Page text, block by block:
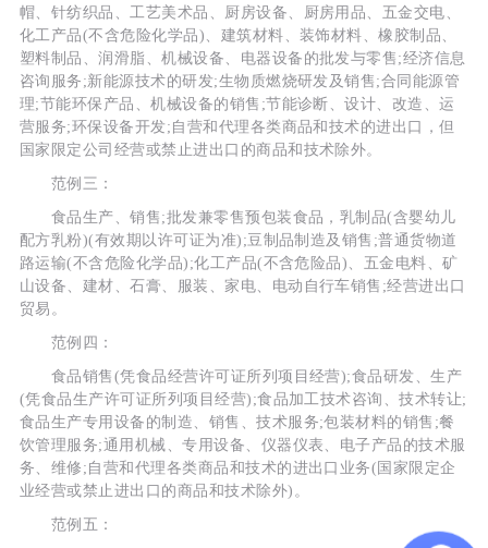
帽、针纺织品、工艺美术品、厨房设备、厨房用品、五金交电、
化工产品(不含危险化学品)、建筑材料、装饰材料、橡胶制品、
塑料制品、润滑脂、机械设备、电器设备的批发与零售;经济信息
咨询服务;新能源技术的研发;生物质燃烧研发及销售;合同能源管
理;节能环保产品、机械设备的销售;节能诊断、设计、改造、运
营服务;环保设备开发;自营和代理各类商品和技术的进出口，但
国家限定公司经营或禁止进出口的商品和技术除外。
范例三：
食品生产、销售;批发兼零售预包装食品，乳制品(含婴幼儿
配方乳粉)(有效期以许可证为准);豆制品制造及销售;普通货物道
路运输(不含危险化学品);化工产品(不含危险品)、五金电料、矿
山设备、建材、石膏、服装、家电、电动自行车销售;经营进出口
贸易。
范例四：
食品销售(凭食品经营许可证所列项目经营);食品研发、生产
(凭食品生产许可证所列项目经营);食品加工技术咨询、技术转让;
食品生产专用设备的制造、销售、技术服务;包装材料的销售;餐
饮管理服务;通用机械、专用设备、仪器仪表、电子产品的技术服
务、维修;自营和代理各类商品和技术的进出口业务(国家限定企
业经营或禁止进出口的商品和技术除外)。
范例五：